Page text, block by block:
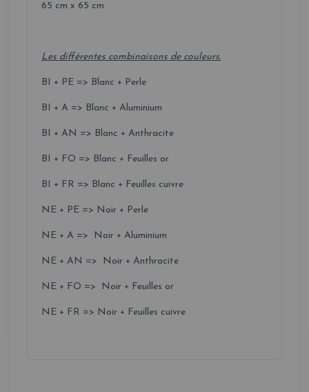
65 cm x 65 cm
Les différentes combinaisons de couleurs.
BI + PE => Blanc + Perle
BI + A => Blanc + Aluminium
BI + AN => Blanc + Anthracite
BI + FO => Blanc + Feuilles or
BI + FR => Blanc + Feuilles cuivre
NE + PE => Noir + Perle
NE + A => Noir + Aluminium
NE + AN => Noir + Anthracite
NE + FO => Noir + Feuilles or
NE + FR => Noir + Feuilles cuivre